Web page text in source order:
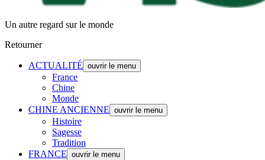
Un autre regard sur le monde
Retourner
ACTUALITÉ ouvrir le menu
France
Chine
Monde
CHINE ANCIENNE ouvrir le menu
Histoire
Sagesse
Tradition
FRANCE ouvrir le menu